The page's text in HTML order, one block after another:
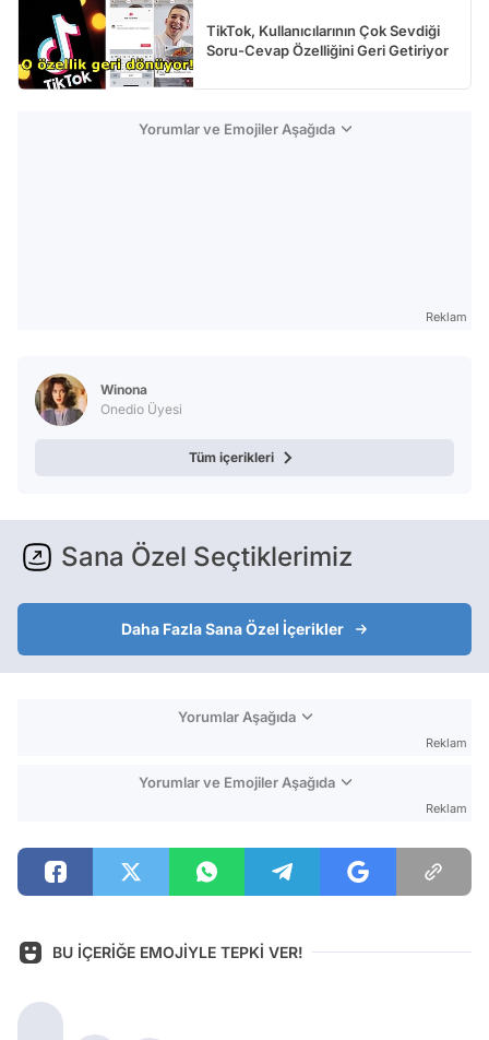
TikTok, Kullanıcılarının Çok Sevdiği
Soru-Cevap Özelliğini Geri Getiriyor
Yorumlar ve Emojiler Aşağıda
Reklam
Winona
Onedio Üyesi
Tüm içerikleri
Sana Özel Seçtiklerimiz
Daha Fazla Sana Özel İçerikler
Yorumlar Aşağıda
Reklam
Yorumlar ve Emojiler Aşağıda
Reklam
BU İÇERİĞE EMOJİYLE TEPKİ VER!